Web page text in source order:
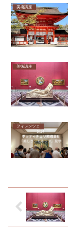
美術講座
美術講座
フィレンツェ